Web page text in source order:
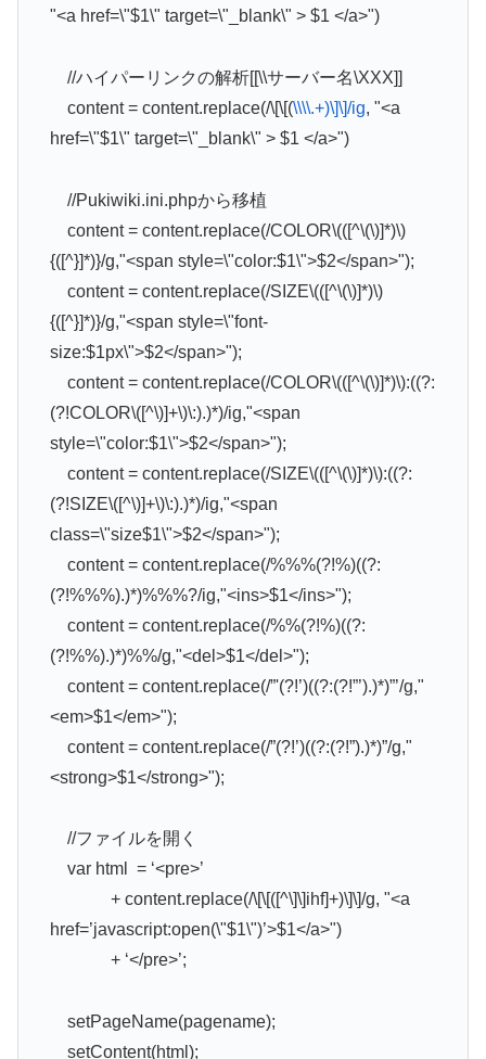
"<a href=\"$1\" target=\"_blank\" > $1 </a>")
//ハイパーリンクの解析[[\\サーバー名\XXX]]
content = content.replace(/\[\[(\\\\.+)\]\]/ig, "<a
href=\"$1\" target=\"_blank\" > $1 </a>")
//Pukiwiki.ini.phpから移植
content = content.replace(/COLOR\(([^\(\)]*)\)
{([^}]*)}/g,"<span style=\"color:$1\">$2</span>");
content = content.replace(/SIZE\(([^\(\)]*)\)
{([^}]*)}/g,"<span style=\"font-
size:$1px\">$2</span>");
content = content.replace(/COLOR\(([^\(\)]*)\):((?:
(?!COLOR\([^\)]+\)\:).)*)/ig,"<span
style=\"color:$1\">$2</span>");
content = content.replace(/SIZE\(([^\(\)]*)\):((?:
(?!SIZE\([^\)]+\)\:).)*)/ig,"<span
class=\"size$1\">$2</span>");
content = content.replace(/%%%(?!%)((?:
(?!%%%).)*)%%%?/ig,"<ins>$1</ins>");
content = content.replace(/%%(?!%)((?:
(?!%%).)*)%%/g,"<del>$1</del>");
content = content.replace(/”'(?!’)((?:(?!”’).)*)”’/g,"
<em>$1</em>");
content = content.replace(/”(?!’)((?:(?!”).)*)”/g,"
<strong>$1</strong>");
//ファイルを開く
var html = ‘<pre>’
+ content.replace(/\[\[([^\]\]ihf]+)\]\]/g, "<a
href=’javascript:open(\"$1\")’>$1</a>")
+ ‘</pre>’;
setPageName(pagename);
setContent(html);